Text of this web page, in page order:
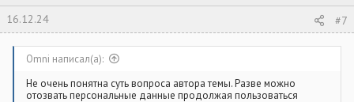
16.12.24 #7
Omni написал(а):
Не очень понятна суть вопроса автора темы. Разве можно
отозвать персональные данные продолжая пользоваться